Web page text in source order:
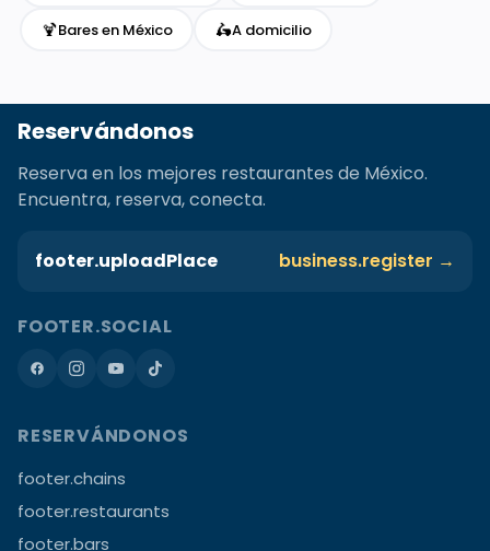
🍹Bares en México 🛵A domicilio
Reservándonos
Reserva en los mejores restaurantes de México.
Encuentra, reserva, conecta.
footer.uploadPlace business.register →
FOOTER.SOCIAL
RESERVÁNDONOS
footer.chains
footer.restaurants
footer.bars